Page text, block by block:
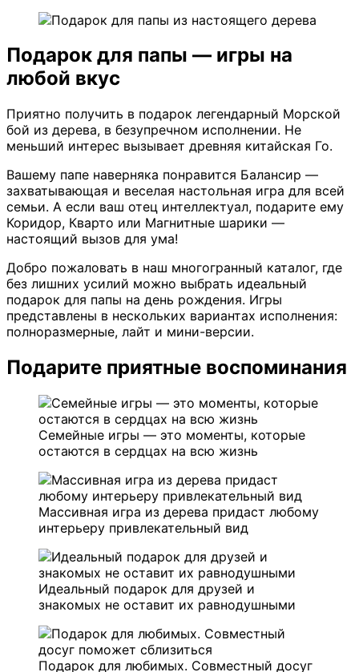
Подарок для папы — игры на
любой вкус
Приятно получить в подарок легендарный Морской
бой из дерева, в безупречном исполнении. Не
меньший интерес вызывает древняя китайская Го.
Вашему папе наверняка понравится Балансир —
захватывающая и веселая настольная игра для всей
семьи. А если ваш отец интеллектуал, подарите ему
Коридор, Кварто или Магнитные шарики —
настоящий вызов для ума!
Добро пожаловать в наш многогранный каталог, где
без лишних усилий можно выбрать идеальный
подарок для папы на день рождения. Игры
представлены в нескольких вариантах исполнения:
полноразмерные, лайт и мини-версии.
Подарите приятные воспоминания
Семейные игры — это моменты, которые
остаются в сердцах на всю жизнь
Массивная игра из дерева придаст любому
интерьеру привлекательный вид
Идеальный подарок для друзей и
знакомых не оставит их равнодушными
Подарок для любимых. Совместный досуг